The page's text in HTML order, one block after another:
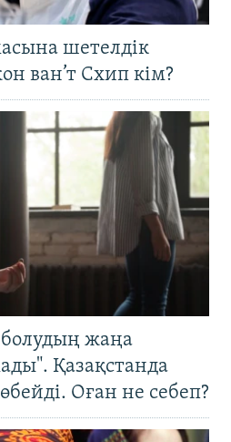
шетелдік
ван’т Схип кім?
болудың жаңа
Қазақстанда
Оған не себеп?